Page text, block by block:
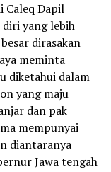
Caleq Dapil
yang lebih
dirasakan
meminta
diketahui dalam
yang maju
dan pak
mempunyai
diantaranya
Jawa tengah